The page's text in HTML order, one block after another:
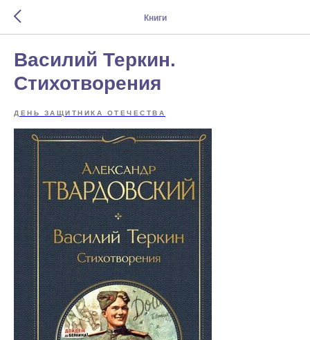
Книги
Василий Теркин.
Стихотворения
ДЕНЬ ЗАЩИТНИКА ОТЕЧЕСТВА